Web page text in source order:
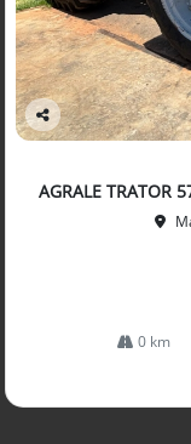
Co
arti
lhe
AGRALE TRATOR
0 km